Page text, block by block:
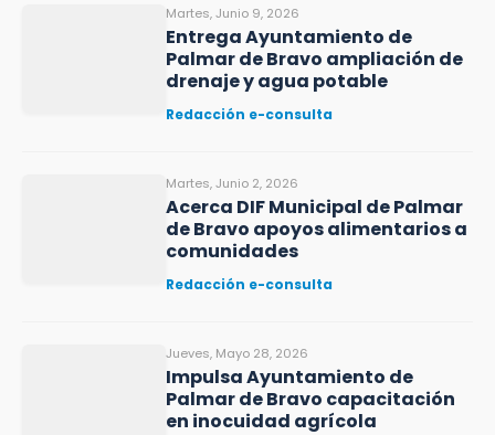
Martes, Junio 9, 2026
Entrega Ayuntamiento de
Palmar de Bravo ampliación de
drenaje y agua potable
Redacción e-consulta
Martes, Junio 2, 2026
Acerca DIF Municipal de Palmar
de Bravo apoyos alimentarios a
comunidades
Redacción e-consulta
Jueves, Mayo 28, 2026
Impulsa Ayuntamiento de
Palmar de Bravo capacitación
en inocuidad agrícola